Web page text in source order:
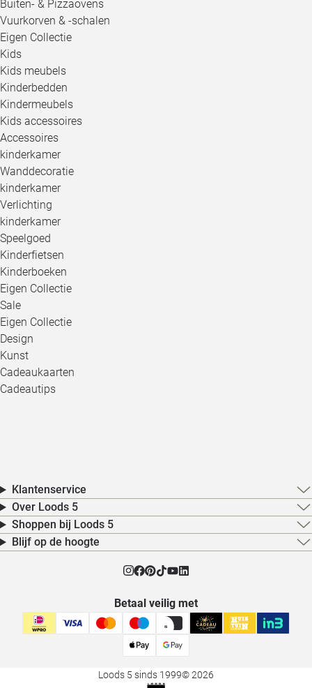
Buiten- & Pizzaovens
Vuurkorven & -schalen
Eigen Collectie
Kids
Kids meubels
Kinderbedden
Kindermeubels
Kids accessoires
Accessoires
kinderkamer
Wanddecoratie
kinderkamer
Verlichting
kinderkamer
Speelgoed
Kinderfietsen
Kinderboeken
Eigen Collectie
Sale
Eigen Collectie
Design
Kunst
Cadeaukaarten
Cadeautips
Klantenservice
Over Loods 5
Shoppen bij Loods 5
Blijf op de hoogte
Betaal veilig met
Loods 5 sinds 1999© 2026